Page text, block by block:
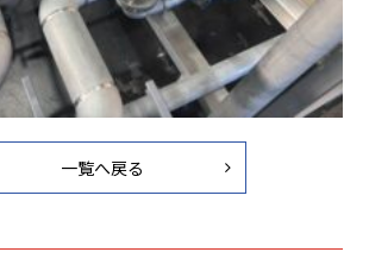
一覧へ戻る